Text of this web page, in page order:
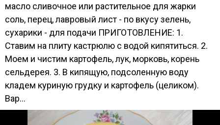
масло сливочное или растительное для жарки
соль, перец, лавровый лист - по вкусу зелень,
сухарики - для подачи ПРИГОТОВЛЕНИЕ: 1.
Ставим на плиту кастрюлю с водой кипятиться. 2.
Моем и чистим картофель, лук, морковь, корень
сельдерея. 3. В кипящую, подсоленную воду
кладем куриную грудку и картофель (целиком).
Вар...